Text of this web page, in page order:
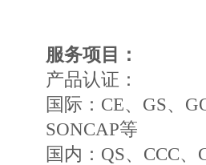
服务项目：
产品认证：
国际：CE、GS、
SONCAP等
国内：QS、CCC、